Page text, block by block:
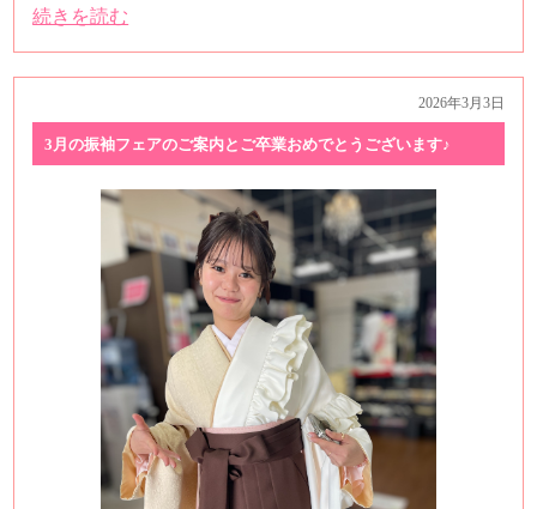
続きを読む
2026年3月3日
3月の振袖フェアのご案内とご卒業おめでとうございます♪